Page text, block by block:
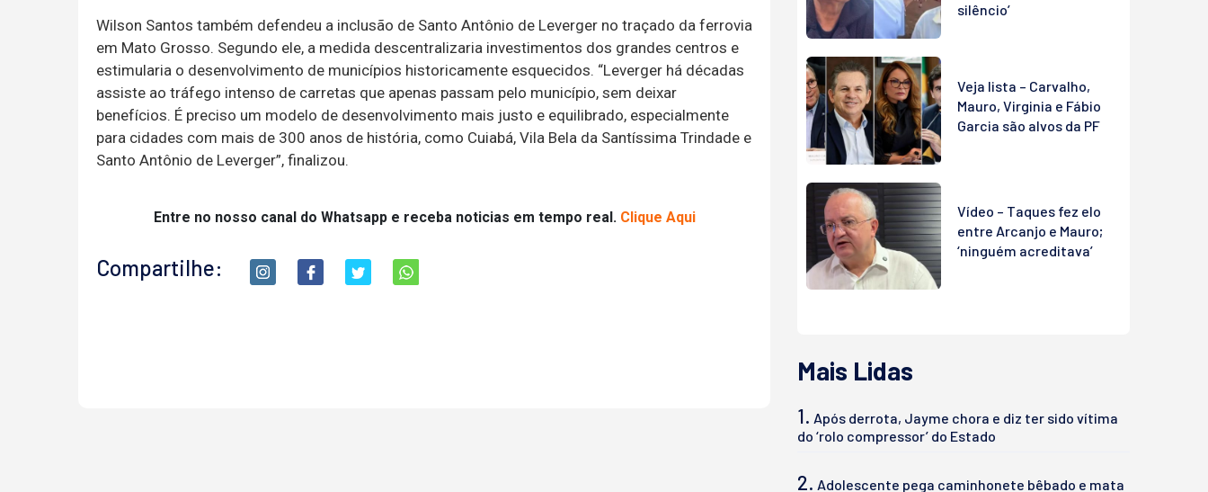
Wilson Santos também defendeu a inclusão de Santo Antônio de Leverger no traçado da ferrovia
em Mato Grosso. Segundo ele, a medida descentralizaria investimentos dos grandes centros e
estimularia o desenvolvimento de municípios historicamente esquecidos. “Leverger há décadas
assiste ao tráfego intenso de carretas que apenas passam pelo município, sem deixar
benefícios. É preciso um modelo de desenvolvimento mais justo e equilibrado, especialmente
para cidades com mais de 300 anos de história, como Cuiabá, Vila Bela da Santíssima Trindade e
Santo Antônio de Leverger”, finalizou.
Entre no nosso canal do Whatsapp e receba noticias em tempo real. Clique Aqui
Compartilhe:
silêncio’
Veja lista – Carvalho,
Mauro, Virginia e Fábio
Garcia são alvos da PF
Vídeo – Taques fez elo
entre Arcanjo e Mauro;
‘ninguém acreditava’
Mais Lidas
1. Após derrota, Jayme chora e diz ter sido vítima
do ‘rolo compressor’ do Estado
2. Adolescente pega caminhonete bêbado e mata